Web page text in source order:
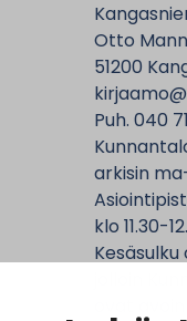
Otto
51200
Puh. 040
arkisin
klo 11.30-
Kesäsulku